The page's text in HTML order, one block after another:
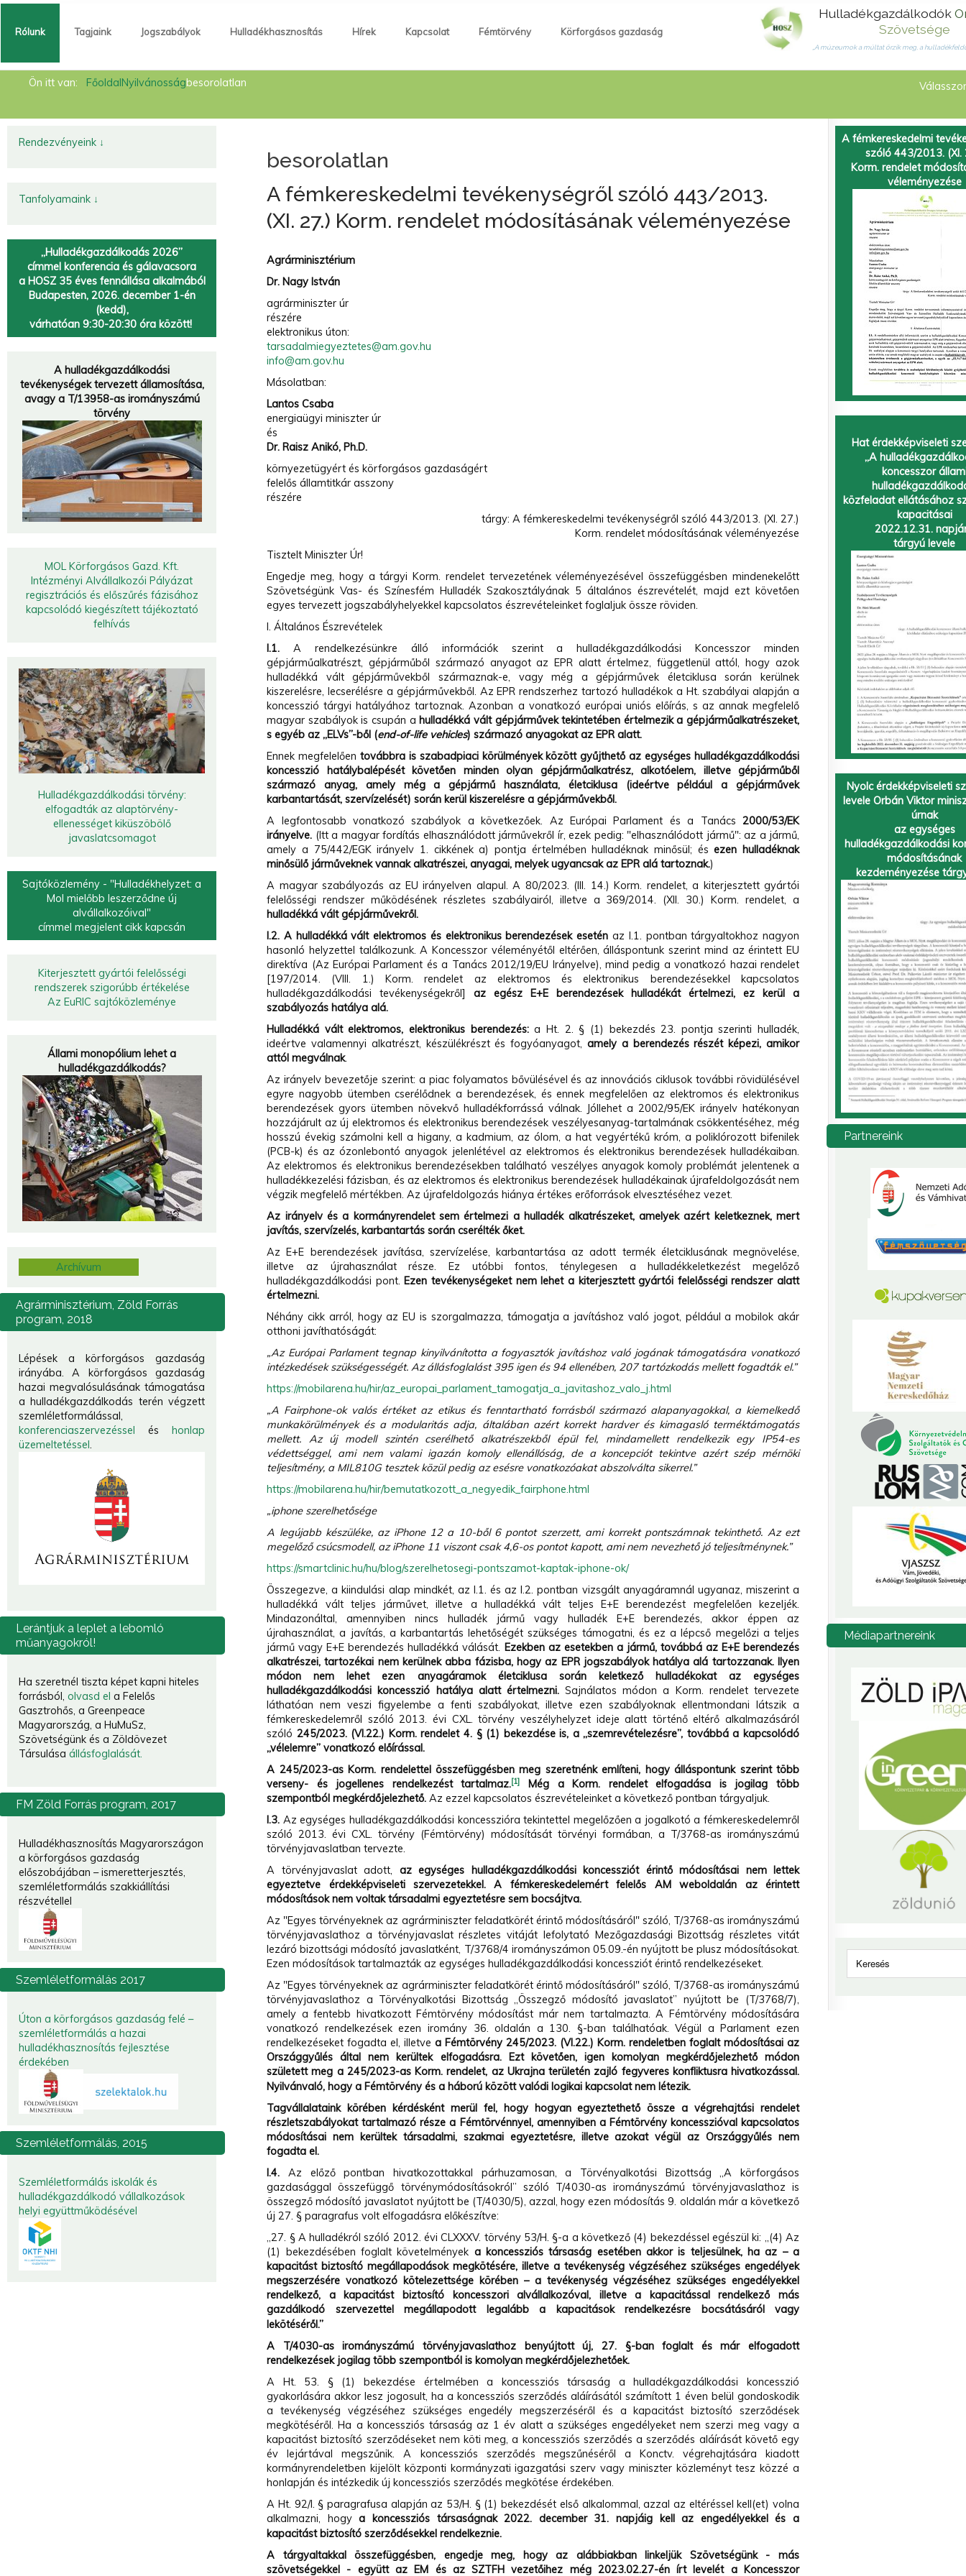
Rólunk
Hírek
Fémtörvény
Körforgásos gazdaság
OrszágosSzövetsége
„A múzeumok a múltat őrzik meg, a hulladékfeldolgozók a jövőt.
Hulladékgazdálkodók
Szövetsége
„A múzeumok a múltat őrzik meg, a
Rólunk Tagjaink Jogszabályok Hulladékhasznosítás Hírek Kapcsolat Fémtörvény Körforgásos gazdaság
Ön itt van: FőoldalNyilvánosságbesorolatlan
besorolatlan
A fémkereskedelmi tevékenységről szóló 443/2013.
(XI. 27.) Korm. rendelet módosításának véleményezése
Agrárminisztérium
Dr. Nagy István
agrárminiszter úr
részére
elektronikus úton:
tarsadalmiegyeztetes@am.gov.hu
info@am.gov.hu
Másolatban:
Lantos Csaba
energiaügyi miniszter úr
és
Dr. Raisz Anikó, Ph.D.
környezetügyért és körforgásos gazdaságért
felelős államtitkár asszony
részére
tárgy: A fémkereskedelmi tevékenységről szóló 443/2013. (XI. 27.)
Korm. rendelet módosításának véleményezése
Tisztelt Miniszter Úr!
Engedje meg, hogy a tárgyi Korm. rendelet tervezetének véleményezésével összefüggésben mindenekelőtt
Szövetségünk Vas- és Színesfém Hulladék Szakosztályának 5 általános észrevételét, majd ezt követően
egyes tervezett jogszabályhelyekkel kapcsolatos észrevételeinket foglaljuk össze röviden.
I. Általános Észrevételek
I.1. A rendelkezésünkre álló információk szerint a hulladékgazdálkodási Koncesszor minden
gépjárműalkatrészt, gépjárműből származó anyagot az EPR alatt értelmez, függetlenül attól, hogy azok
hulladékká vált gépjárművekből származnak-e, vagy még a gépjárművek életciklusa során kerülnek
kiszerelésre, lecserélésre a gépjárművekből. Az EPR rendszerhez tartozó hulladékok a Ht. szabályai alapján a
koncesszió tárgyi hatályához tartoznak. Azonban a vonatkozó európai uniós előírás, s az annak megfelelő
magyar szabályok is csupán a hulladékká vált gépjárművek tekintetében értelmezik a gépjárműalkatrészeket,
s egyéb az „ELVs”-ből (end-of-life vehicles) származó anyagokat az EPR alatt.
Ennek megfelelően továbbra is szabadpiaci körülmények között gyűjthető az egységes hulladékgazdálkodási
koncesszió hatálybalépését követően minden olyan gépjárműalkatrész, alkotóelem, illetve gépjárműből
származó anyag, amely még a gépjármű használata, életciklusa (ideértve például a gépjárművek
karbantartását, szervízelését) során kerül kiszerelésre a gépjárművekből.
A legfontosabb vonatkozó szabályok a következőek. Az Európai Parlament és a Tanács 2000/53/EK
irányelve. (Itt a magyar fordítás elhasználódott járművekről ír, ezek pedig: "elhasználódott jármű": az a jármű,
amely a 75/442/EGK irányelv 1. cikkének a) pontja értelmében hulladéknak minősül; ésezen hulladéknak
minősülő járműveknekvannak alkatrészei, anyagai, melyek ugyancsak az EPR alá tartoznak.)
A magyar szabályozás az EU irányelven alapul. A 80/2023. (III. 14.) Korm. rendelet, a kiterjesztett gyártói
felelősségi rendszer működésének részletes szabályairól, illetve a 369/2014. (XII. 30.) Korm. rendelet, a
hulladékká vált gépjárművekről.
I.2. A hulladékká vált elektromos és elektronikus berendezésekesetén az I.1. pontban tárgyaltokhoz nagyon
hasonló helyzettel találkozunk. A Koncesszor véleményétől eltérően, álláspontunk szerint mind az érintett EU
direktíva (Az Európai Parlament és a Tanács 2012/19/EU Irányelve), mind pedig a vonatkozó hazai rendelet
[197/2014. (VIII. 1.) Korm. rendelet az elektromos és elektronikus berendezésekkel kapcsolatos
hulladékgazdálkodási tevékenységekről]az egész E+E berendezések hulladékát értelmezi, ez kerül a
szabályozás hatálya alá.
Hulladékká vált elektromos, elektronikus berendezés: a Ht. 2. § (1) bekezdés 23. pontja szerinti hulladék,
ideértve valamennyi alkatrészt, készülékrészt és fogyóanyagot, amely a berendezés részét képezi, amikor
attól megválnak.
Az irányelv bevezetője szerint: a piac folyamatos bővülésével és az innovációs ciklusok további rövidülésével
egyre nagyobb ütemben cserélődnek a berendezések, és ennek megfelelően az elektromos és elektronikus
berendezések gyors ütemben növekvő hulladékforrássá válnak. Jóllehet a 2002/95/EK irányelv hatékonyan
hozzájárult az új elektromos és elektronikus berendezések veszélyesanyag-tartalmának csökkentéséhez, még
hosszú évekig számolni kell a higany, a kadmium, az ólom, a hat vegyértékű króm, a poliklórozott bifenilek
(PCB-k) és az ózonlebontó anyagok jelenlétével az elektromos és elektronikus berendezések hulladékaiban.
Az elektromos és elektronikus berendezésekben található veszélyes anyagok komoly problémát jelentenek a
hulladékkezelési fázisban, és az elektromos és elektronikus berendezések hulladékainak újrafeldolgozását nem
végzik megfelelő mértékben. Az újrafeldolgozás hiánya értékes erőforrások elvesztéséhez vezet.
Az irányelv és a kormányrendelet sem értelmezi a hulladék alkatrészeket, amelyek azért keletkeznek, mert
javítás, szervízelés, karbantartás során cserélték őket.
Az E+E berendezések javítása, szervízelése, karbantartása az adott termék életciklusának megnövelése,
illetve az újrahasználat része. Ez utóbbi fontos, ténylegesen a hulladékkeletkezést megelőző
hulladékgazdálkodási pont. Ezen tevékenységeket nem lehet a kiterjesztett gyártói felelősségi rendszer alatt
értelmezni.
Néhány cikk arról, hogy az EU is szorgalmazza, támogatja a javításhoz való jogot, például a mobilok akár
otthoni javíthatóságát:
„Az Európai Parlament tegnap kinyilvánította a fogyasztók javításhoz való jogának támogatására vonatkozó
intézkedések szükségességét. Az állásfoglalást 395 igen és 94 ellenében, 207 tartózkodás mellett fogadták el.”
https://mobilarena.hu/hir/az_europai_parlament_tamogatja_a_javitashoz_valo_j.html
„A Fairphone-ok valós értéket az etikus és fenntartható forrásból származó alapanyagokkal, a kiemelkedő
munkakörülmények és a modularitás adja, általában azért korrekt hardver és kimagasló terméktámogatás
mellett. Az új modell szintén cserélhető alkatrészekből épül fel, mindamellett rendelkezik egy IP54-es
védettséggel, ami nem valami igazán komoly ellenállóság, de a koncepciót tekintve azért szép mérnöki
teljesítmény, a MIL810G tesztek közül pedig az esésre vonatkozóakat abszolválta sikerrel.”
https://mobilarena.hu/hir/bemutatkozott_a_negyedik_fairphone.html
„iphone szerelhetősége
A legújabb készüléke, az iPhone 12 a 10-ből 6 pontot szerzett, ami korrekt pontszámnak tekinthető. Az ezt
megelőző csúcsmodell, az iPhone 11 viszont csak 4,6-os pontot kapott, ami nem nevezhető jó teljesítménynek.”
https://smartclinic.hu/hu/blog/szerelhetosegi-pontszamot-kaptak-iphone-ok/
Összegezve, a kiindulási alap mindkét, az I.1. és az I.2. pontban vizsgált anyagáramnál ugyanaz, miszerint a
hulladékká vált teljes járművet, illetve a hulladékká vált teljes E+E berendezést megfelelően kezeljék.
Mindazonáltal, amennyiben nincs hulladék jármű vagy hulladék E+E berendezés, akkor éppen az
újrahasználat, a javítás, a karbantartás lehetőségét szükséges támogatni, és ez a lépcső megelőzi a teljes
jármű vagy E+E berendezés hulladékká válását. Ezekben az esetekben a jármű, továbbá az E+E berendezés
alkatrészei, tartozékai nem kerülnek abba fázisba, hogy az EPR jogszabályok hatálya alá tartozzanak. Ilyen
módon nem lehet ezen anyagáramok életciklusa során keletkező hulladékokat az egységes
hulladékgazdálkodási koncesszió hatálya alatt értelmezni.Sajnálatos módon a Korm. rendelet tervezete
láthatóan nem veszi figyelembe a fenti szabályokat, illetve ezen szabályoknak ellentmondani látszik a
fémkereskedelemről szóló 2013. évi CXL. törvény veszélyhelyzet ideje alatt történő eltérő alkalmazásáról
szóló 245/2023. (VI.22.) Korm. rendelet 4. § (1) bekezdése is, a „szemrevételezésre”, továbbá a kapcsolódó
„vélelemre” vonatkozó előírással.
A 245/2023-as Korm. rendelettel összefüggésben meg szeretnénk említeni, hogy álláspontunk szerint több
verseny- és jogellenes rendelkezést tartalmaz.[1]
Még a Korm. rendelet elfogadása is jogilag több
szempontból megkérdőjelezhető.Az ezzel kapcsolatos észrevételeinket a következő pontban tárgyaljuk.
I.3. Az egységes hulladékgazdálkodási koncesszióra tekintettel megelőzően a jogalkotó a fémkereskedelemről
szóló 2013. évi CXL. törvény (Fémtörvény) módosítását törvényi formában, a T/3768-as irományszámú
törvényjavaslatban tervezte.
A törvényjavaslat adott, az egységes hulladékgazdálkodási koncessziót érintő módosításai nem lettek
egyeztetve érdekképviseleti szervezetekkel.
A fémkereskedelemért felelős AM weboldalán az érintett
módosítások nem voltak társadalmi egyeztetésre sem bocsájtva.
Az "Egyes törvényeknek az agrárminiszter feladatkörét érintő módosításáról" szóló, T/3768-as irományszámú
törvényjavaslathoz a törvényjavaslat részletes vitáját lefolytató Mezőgazdasági Bizottság részletes vitát
lezáró bizottsági módosító javaslatként, T/3768/4 irományszámon 05.09.-én nyújtott be plusz módosításokat.
Ezen módosítások tartalmazták az egységes hulladékgazdálkodási koncessziót érintő rendelkezéseket.
Az "Egyes törvényeknek az agrárminiszter feladatkörét érintő módosításáról" szóló, T/3768-as irományszámú
törvényjavaslathoz a Törvényalkotási Bizottság „Összegző módosító javaslatot” nyújtott be (T/3768/7),
amely a fentebb hivatkozott Fémtörvény módosítást már nem tartalmazta. A Fémtörvény módosítására
vonatkozó rendelkezések ezen iromány 36. oldalán a 130. §-ban találhatóak. Végül a Parlament ezen
rendelkezéseket fogadta el, illetvea Fémtörvény245/2023. (VI.22.) Korm. rendeletben foglalt módosításai az
Országgyűlés által nem kerültek elfogadásra. Ezt követően, igen komolyan megkérdőjelezhető módon
született meg a 245/2023-as Korm. rendelet, az Ukrajna területén zajló fegyveres konfliktusra hivatkozással.
Nyilvánvaló, hogy a Fémtörvény és a háború között valódi logikai kapcsolat nem létezik.
Tagvállalataink körében kérdésként merül fel, hogy hogyan egyeztethető össze a végrehajtási rendelet
részletszabályokat tartalmazó része a Fémtörvénnyel, amennyiben a Fémtörvény koncesszióval kapcsolatos
módosításai nem kerültek társadalmi, szakmai egyeztetésre, illetve azokat végül az Országgyűlés nem
fogadta el.
I.4. Az előző pontban hivatkozottakkal párhuzamosan, a Törvényalkotási Bizottság „A körforgásos
gazdasággal összefüggő törvénymódosításokról” szóló T/4030-as irományszámú törvényjavaslathoz is
összegző módosító javaslatot nyújtott be (T/4030/5), azzal, hogy ezen módosítás 9. oldalán már a következő
új 27. § paragrafus volt elfogadásra előkészítve:
„27. § A hulladékról szóló 2012. évi CLXXXV. törvény 53/H. §-a a következő (4) bekezdéssel egészül ki: „(4) Az
(1) bekezdésében foglalt követelmények a koncessziós társaság esetében akkor is teljesülnek, ha az – a
kapacitást biztosító megállapodások megkötésére, illetve a tevékenység végzéséhez szükséges engedélyek
megszerzésére vonatkozó kötelezettsége körében – a tevékenység végzéséhez szükséges engedélyekkel
rendelkező, a kapacitást biztosító koncesszori alvállalkozóval, illetve a kapacitással rendelkező más
gazdálkodó szervezettel megállapodott legalább a kapacitások rendelkezésre bocsátásáról vagy
lekötéséről.”
A T/4030-as irományszámú törvényjavaslathoz benyújtott új, 27. §-ban foglalt és már elfogadott
rendelkezések jogilag több szempontból is komolyan megkérdőjelezhetőek.
A Ht. 53. § (1) bekezdése értelmében a koncessziós társaság a hulladékgazdálkodási koncesszió
gyakorlására akkor lesz jogosult, ha a koncessziós szerződés aláírásától számított 1 éven belül gondoskodik
a tevékenység végzéséhez szükséges engedély megszerzéséről és a kapacitást biztosító szerződések
megkötéséről. Ha a koncessziós társaság az 1 év alatt a szükséges engedélyeket nem szerzi meg vagy a
kapacitást biztosító szerződéseket nem köti meg, a koncessziós szerződés a szerződés aláírását követő egy
év lejártával megszűnik. A koncessziós szerződés megszűnéséről a Konctv. végrehajtására kiadott
kormányrendeletben kijelölt központi kormányzati igazgatási szerv vagy miniszter közleményt tesz közzé a
honlapján és intézkedik új koncessziós szerződés megkötése érdekében.
A Ht. 92/I. § paragrafusa alapján az 53/H. § (1) bekezdését első alkalommal, azzal az eltéréssel kell(et) volna
alkalmazni, hogya koncessziós társaságnak 2022. december 31. napjáig kell az engedélyekkel és a
kapacitást biztosító szerződésekkel rendelkeznie.
A tárgyaltakkal összefüggésben, engedje meg, hogy az alábbiakban linkeljük Szövetségünk - más
szövetségekkel - együtt az EM és az SZTFH vezetőihez még 2023.02.27-én írt levelét a Koncesszor
Rendezvényeink ↓
Tanfolyamaink ↓
„Hulladékgazdálkodás 2026”
címmel konferencia és gálavacsora
a HOSZ 35 éves fennállása alkalmából
Budapesten, 2026. december 1-én
(kedd),
várhatóan 9:30-20:30 óra között!
A hulladékgazdálkodási
tevékenységek tervezett államosítása,
avagy a T/13958-as irományszámú
törvény
MOL Körforgásos Gazd. Kft.
Intézményi Alvállalkozói Pályázat
regisztrációs és előszűrés fázisához
kapcsolódó kiegészített tájékoztató
felhívás
Hulladékgazdálkodási törvény:
elfogadták az alaptörvény-
ellenességet kiküszöbölő
javaslatcsomagot
Sajtóközlemény - "Hulladékhelyzet: a
Mol mielőbb leszerződne új
alvállalkozóival"
címmel megjelent cikk kapcsán
Kiterjesztett gyártói felelősségi
rendszerek szigorúbb értékelése
Az EuRIC sajtóközleménye
Állami monopólium lehet a
hulladékgazdálkodás?
Archívum
Agrárminisztérium, Zöld Forrás
program, 2018
Lépések a körforgásos gazdaság
irányába. A körforgásos gazdaság
hazai megvalósulásának támogatása
a hulladékgazdálkodás terén végzett
szemléletformálással,
konferenciaszervezéssel éshonlap
üzemeltetéssel.
Lerántjuk a leplet a lebomló
műanyagokról!
Ha szeretnél tiszta képet kapni hiteles
forrásból, olvasd el a Felelős
Gasztrohős, a Greenpeace
Magyarország, a HuMuSz,
Szövetségünk és a Zöldövezet
Társulása állásfoglalását.
FM Zöld Forrás program, 2017
Hulladékhasznosítás Magyarországon
a körforgásos gazdaság
előszobájában – ismeretterjesztés,
szemléletformálás szakkiállítási
részvétellel
Szemléletformálás 2017
Úton a körforgásos gazdaság felé –
szemléletformálás a hazai
hulladékhasznosítás fejlesztése
érdekében
Szemléletformálás, 2015
Szemléletformálás iskolák és
hulladékgazdálkodó vállalkozások
helyi együttműködésével
A fémkereskedelmi
szóló 443/2013. (XI.
Korm. rendelet
véleményezése
Hat érdekképviseleti
„A
koncesszor
közfeladat ellátásához
kapacitásai
2022.12.31.
tárgyú levele
Nyolc érdekképviseleti
levele Orbán Viktor
úrnak
az egységes
hulladékgazdálkodási
módosításának
kezdeményezése
Partnereink
Médiapartnereink